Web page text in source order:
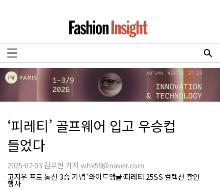
‘피레티’ 골프웨어 입고 우승컵
들었다
2025-07-03 김우현 기자 whk59@naver.com
고지우 프로 통산 3승 기념 ‘와이드앵글·피레티 25SS 컬렉션 할인
행사